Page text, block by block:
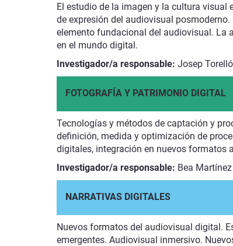
El estudio de la imagen y la cultura
de expresión del audiovisual
elemento fundacional del audiovisual. La
en el mundo digital.
Investigador/a responsable: Josep Torelló
FOTOGRAFÍA Y PATRIMONIO DIGITAL
Tecnologías y métodos de captación y
definición, medida y optimización de
digitales, integración en nuevos formatos
Investigador/a responsable: Bea Martínez
NARRATIVAS DIGITALES
Nuevos formatos del audiovisual digital.
emergentes. Audiovisual inmersivo.